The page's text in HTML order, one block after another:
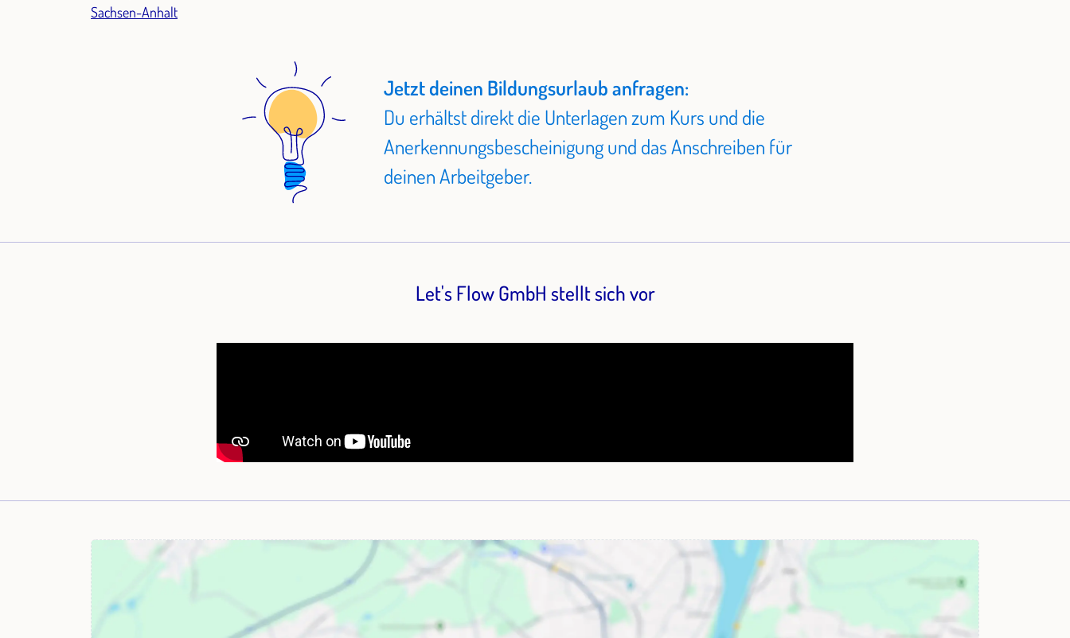
Sachsen-Anhalt
Jetzt deinen Bildungsurlaub anfragen:
Du erhältst direkt die Unterlagen zum Kurs und die
Anerkennungsbescheinigung und das Anschreiben für
deinen Arbeitgeber.
Let's Flow GmbH stellt sich vor